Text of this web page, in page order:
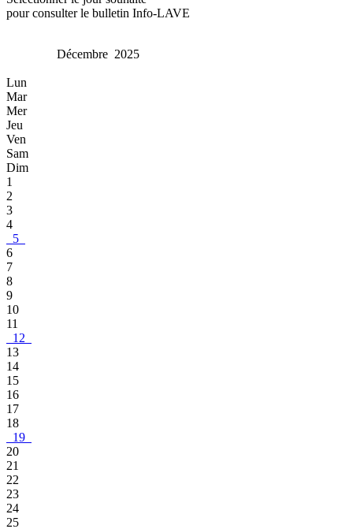
pour consulter le bulletin Info-LAVE
Décembre 2025
Lun
Mar
Mer
Jeu
Ven
Sam
Dim
1
2
3
4
5
6
7
8
9
10
11
12
13
14
15
16
17
18
19
20
21
22
23
24
25